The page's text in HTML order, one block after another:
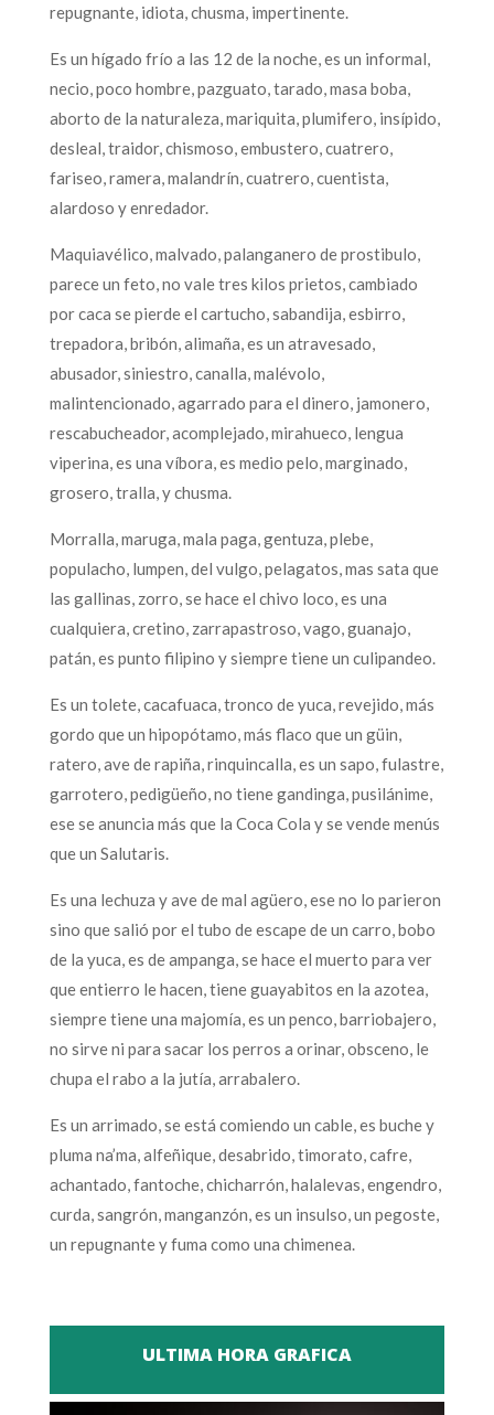
repugnante, idiota, chusma, impertinente.
Es un hígado frío a las 12 de la noche, es un informal,
necio, poco hombre, pazguato, tarado, masa boba,
aborto de la naturaleza, mariquita, plumifero, insípido,
desleal, traidor, chismoso, embustero, cuatrero,
fariseo, ramera, malandrín, cuatrero, cuentista,
alardoso y enredador.
Maquiavélico, malvado, palanganero de prostibulo,
parece un feto, no vale tres kilos prietos, cambiado
por caca se pierde el cartucho, sabandija, esbirro,
trepadora, bribón, alimaña, es un atravesado,
abusador, siniestro, canalla, malévolo,
malintencionado, agarrado para el dinero, jamonero,
rescabucheador, acomplejado, mirahueco, lengua
viperina, es una víbora, es medio pelo, marginado,
grosero, tralla, y chusma.
Morralla, maruga, mala paga, gentuza, plebe,
populacho, lumpen, del vulgo, pelagatos, mas sata que
las gallinas, zorro, se hace el chivo loco, es una
cualquiera, cretino, zarrapastroso, vago, guanajo,
patán, es punto filipino y siempre tiene un culipandeo.
Es un tolete, cacafuaca, tronco de yuca, revejido, más
gordo que un hipopótamo, más flaco que un güin,
ratero, ave de rapiña, rinquincalla, es un sapo, fulastre,
garrotero, pedigüeño, no tiene gandinga, pusilánime,
ese se anuncia más que la Coca Cola y se vende menús
que un Salutaris.
Es una lechuza y ave de mal agüero, ese no lo parieron
sino que salió por el tubo de escape de un carro, bobo
de la yuca, es de ampanga, se hace el muerto para ver
que entierro le hacen, tiene guayabitos en la azotea,
siempre tiene una majomía, es un penco, barriobajero,
no sirve ni para sacar los perros a orinar, obsceno, le
chupa el rabo a la jutía, arrabalero.
Es un arrimado, se está comiendo un cable, es buche y
pluma na’ma, alfeñique, desabrido, timorato, cafre,
achantado, fantoche, chicharrón, halalevas, engendro,
curda, sangrón, manganzón, es un insulso, un pegoste,
un repugnante y fuma como una chimenea.
ULTIMA HORA GRAFICA